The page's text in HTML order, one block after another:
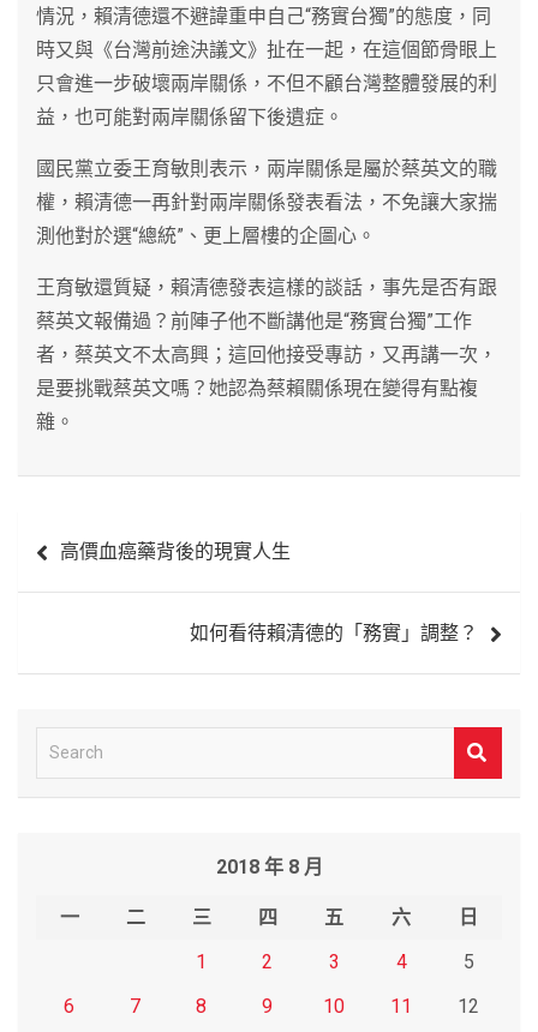
情況，賴清德還不避諱重申自己“務實台獨”的態度，同
時又與《台灣前途決議文》扯在一起，在這個節骨眼上
只會進一步破壞兩岸關係，不但不顧台灣整體發展的利
益，也可能對兩岸關係留下後遺症。
國民黨立委王育敏則表示，兩岸關係是屬於蔡英文的職
權，賴清德一再針對兩岸關係發表看法，不免讓大家揣
測他對於選“總統”、更上層樓的企圖心。
王育敏還質疑，賴清德發表這樣的談話，事先是否有跟
蔡英文報備過？前陣子他不斷講他是“務實台獨”工作
者，蔡英文不太高興；這回他接受專訪，又再講一次，
是要挑戰蔡英文嗎？她認為蔡賴關係現在變得有點複
雜。
章
高價血癌藥背後的現實人生
如何看待賴清德的「務實」調整？
e
2018 年 8 月
一 二 三 四 五 六
日
1
2 3 4
5
6
7 8 9 10 11 12